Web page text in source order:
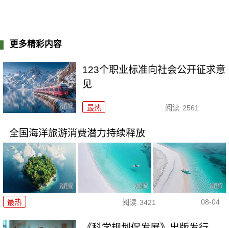
更多精彩内容
123个职业标准向社会公开征求意
见
最热 阅读 2561
全国海洋旅游消费潜力持续释放
最热 阅读 3421 08-04